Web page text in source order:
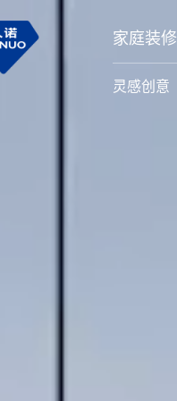
家庭装修
灵感创意